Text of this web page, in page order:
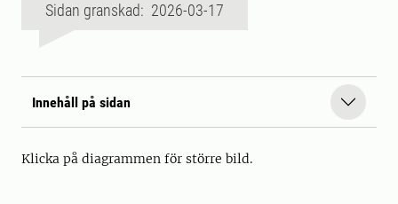
Sidan granskad: 2026-03-17
Innehåll på sidan
Klicka på diagrammen för större bild.